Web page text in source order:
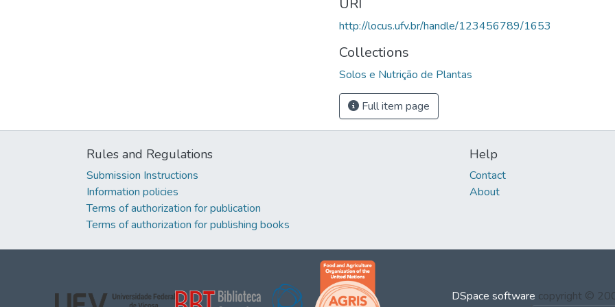
URI
http://locus.ufv.br/handle/123456789/1653
Collections
Solos e Nutrição de Plantas
Full item page
Rules and Regulations
Submission Instructions
Information policies
Terms of authorization for publication
Terms of authorization for publishing books
Help
Contact
About
DSpace software copyright ©